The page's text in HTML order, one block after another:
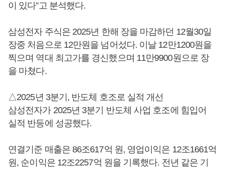
이 있다”고 분석했다.
삼성전자 주식은 2025년 한해 장을 마감하던 12월30일
장중 처음으로 12만원을 넘어섰다. 이날 12만1200원을
찍으며 역대 최고가를 경신했으며 11만9900원으로 장
을 마쳤다.
△2025년 3분기, 반도체 호조로 실적 개선
삼성전자가 2025년 3분기 반도체 사업 호조에 힘입어
실적 반등에 성공했다.
연결기준 매출은 86조617억 원, 영업이익은 12조1661억
원, 순이익은 12조2257억 원을 기록했다. 전년 같은 기